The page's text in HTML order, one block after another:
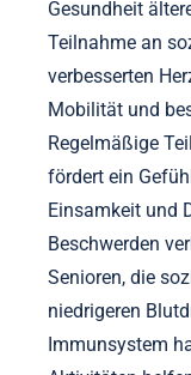
Gesundheit
Teilnahme an
verbesserten
Mobilität und
Regelmäßige
fördert ein
Einsamkeit und
Beschwerden
Senioren, die
niedrigeren
Immunsystem